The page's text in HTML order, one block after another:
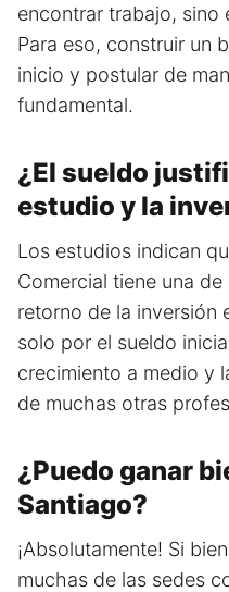
encontrar trabajo, sino
Para eso, construir un
inicio y postular de
fundamental.
¿El sueldo
estudio y la
Los estudios indican
Comercial tiene una
retorno de la inversión
solo por el sueldo
crecimiento a medio y
de muchas otras
¿Puedo ganar
Santiago?
¡Absolutamente! Si
muchas de las sedes